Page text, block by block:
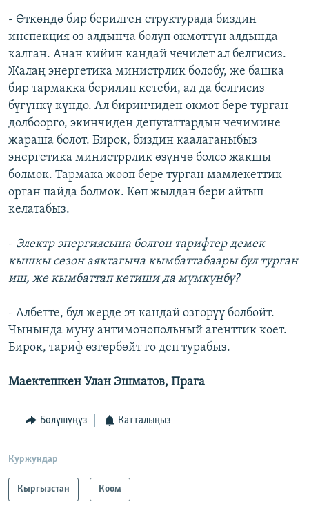
- Өткөндө бир берилген структурада биздин
инспекция өз алдынча болуп өкмөттүн алдында
калган. Анан кийин кандай чечилет ал белгисиз.
Жалаң энергетика министрлик болобу, же башка
бир тармакка берилип кетеби, ал да белгисиз
бүгүнкү күндө. Ал биринчиден өкмөт бере турган
долбоорго, экинчиден депутаттардын чечимине
жараша болот. Бирок, биздин каалаганыбыз
энергетика министррлик өзүнчө болсо жакшы
болмок. Тармака жооп бере турган мамлекеттик
орган пайда болмок. Көп жылдан бери айтып
келатабыз.
- Электр энергиясына болгон тарифтер демек
кышкы сезон аяктагыча кымбаттабаары бул турган
иш, же кымбаттап кетиши да мүмкүнбү?
- Албетте, бул жерде эч кандай өзгөрүү болбойт.
Чынында муну антимонопольный агенттик коет.
Бирок, тариф өзгөрбөйт го деп турабыз.
Маектешкен Улан Эшматов, Прага
Бөлүшүңүз Катталыңыз
Куржундар
Кыргызстан Коом